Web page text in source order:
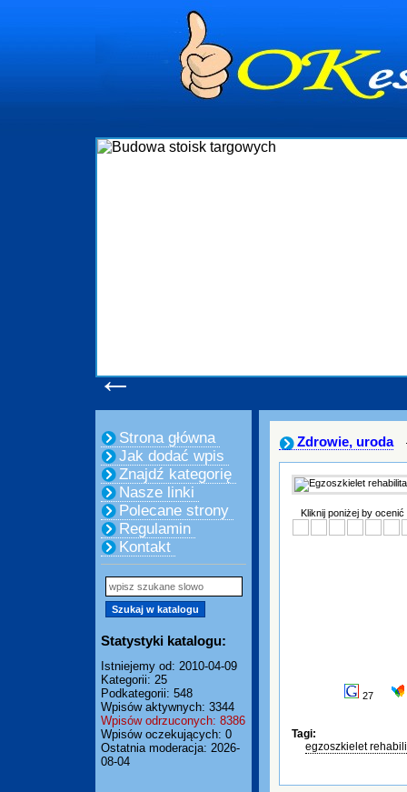
←
Strona główna
Jak dodać wpis
Znajdź kategorię
Nasze linki
Polecane strony
Regulamin
Kontakt
Statystyki katalogu:
Istniejemy od: 2010-04-09
Kategorii: 25
Podkategorii: 548
Wpisów aktywnych: 3344
Wpisów odrzuconych: 8386
Wpisów oczekujących: 0
Ostatnia moderacja: 2026-
08-04
Zdrowie, uroda
Kliknij poniżej by ocenić
27
Tagi:
egzoszkielet